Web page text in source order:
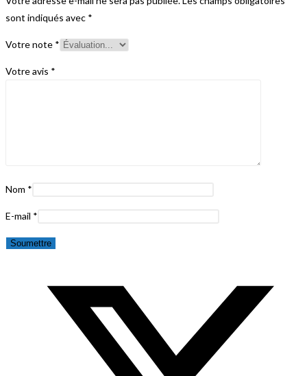
sont indiqués avec *
Votre note *
Votre avis *
Nom *
E-mail *